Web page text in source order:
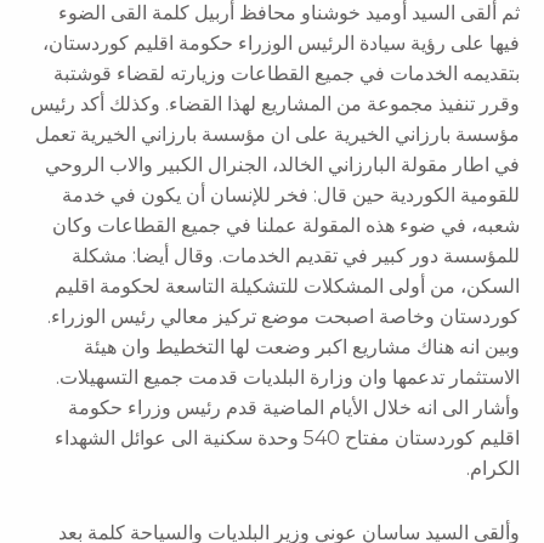
ثم ألقى السيد أوميد خوشناو محافظ أربيل كلمة القى الضوء
فيها على رؤية سيادة الرئيس الوزراء حكومة اقليم كوردستان،
بتقديمه الخدمات في جميع القطاعات وزيارته لقضاء قوشتبة
وقرر تنفيذ مجموعة من المشاريع لهذا القضاء. وكذلك أكد رئيس
مؤسسة بارزاني الخيرية على ان مؤسسة بارزاني الخيرية تعمل
في اطار مقولة البارزاني الخالد، الجنرال الكبير والاب الروحي
للقومية الكوردية حين قال: فخر للإنسان أن يكون في خدمة
شعبه، في ضوء هذه المقولة عملنا في جميع القطاعات وكان
للمؤسسة دور كبير في تقديم الخدمات. وقال أيضا: مشكلة
السكن، من أولى المشكلات للتشكيلة التاسعة لحكومة اقليم
كوردستان وخاصة اصبحت موضع تركيز معالي رئيس الوزراء.
وبين انه هناك مشاريع اكبر وضعت لها التخطيط وان هيئة
الاستثمار تدعمها وان وزارة البلديات قدمت جميع التسهيلات.
وأشار الى انه خلال الأيام الماضية قدم رئيس وزراء حكومة
اقليم كوردستان مفتاح 540 وحدة سكنية الى عوائل الشهداء
الكرام.
وألقى السيد ساسان عوني وزير البلديات والسياحة كلمة بعد